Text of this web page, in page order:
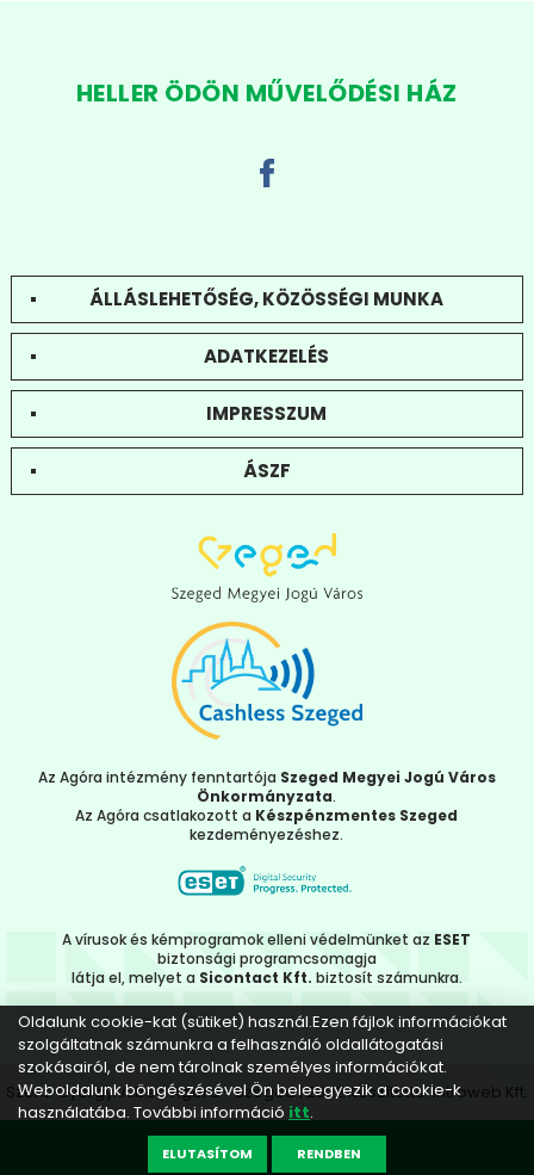
Oldalunk cookie-kat (sütiket) használ.Ezen fájlok információkat
szolgáltatnak számunkra a felhasználó oldallátogatási
szokásairól, de nem tárolnak személyes információkat.
Weboldalunk böngészésével Ön beleegyezik a cookie-k
használatába. További információ itt.
ELUTASÍTOM RENDBEN
HELLER ÖDÖN MŰVELŐDÉSI HÁZ
ÁLLÁSLEHETŐSÉG, KÖZÖSSÉGI MUNKA
ADATKEZELÉS
IMPRESSZUM
ÁSZF
Az Agóra intézmény fenntartója Szeged Megyei Jogú Város
Önkormányzata.
Az Agóra csatlakozott a Készpénzmentes Szeged
kezdeményezéshez.
A vírusok és kémprogramok elleni védelmünket az ESET
biztonsági programcsomagja
látja el, melyet a Sicontact Kft. biztosít számunkra.
Szent-Györgyi Albert Agóra - Szeged | 2022 Készítette:Introweb Kft.